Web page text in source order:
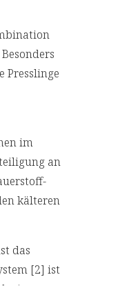
Presslinge
im
an
kälteren
das
[2] ist
eine